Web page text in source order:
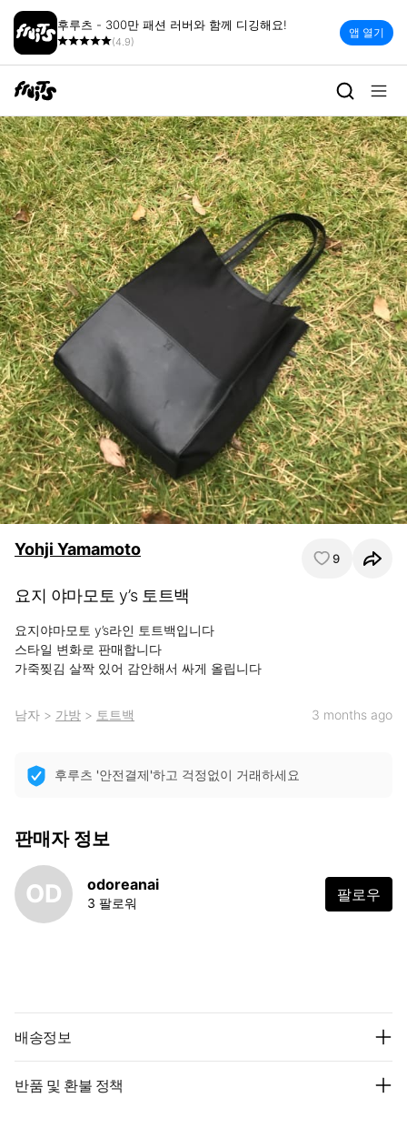
후루츠 - 300만 패션 러버와 함께 디깅해요!
(4.9)
앱 열기
Yohji Yamamoto 9
요지 야마모토 y’s 토트백
요지야마모토 y’s라인 토트백입니다
스타일 변화로 판매합니다
가죽찢김 살짝 있어 감안해서 싸게 올립니다
남자 > 가방 > 토트백 3 months ago
후루츠 '안전결제'하고 걱정없이 거래하세요
판매자 정보
OD odoreanai
3 팔로워 팔로우
배송정보
반품 및 환불 정책